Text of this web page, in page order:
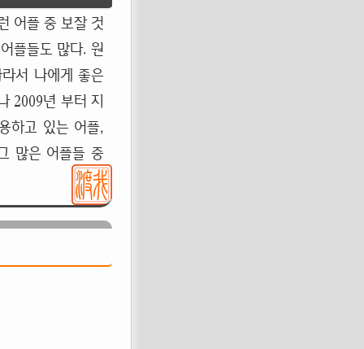
어플 중 보잘 것
플들도 많다. 원
서 나에게 좋은
2009년 부터 지
하고 있는 어플,
많은 어플들 중